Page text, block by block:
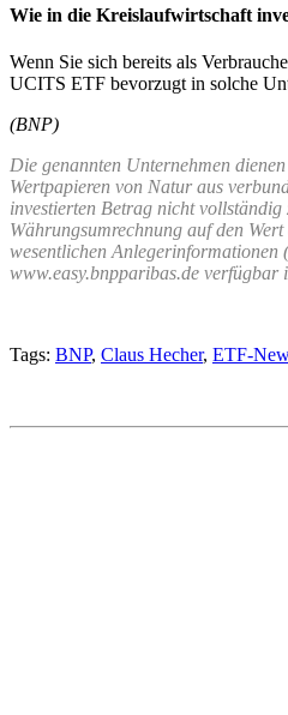
Wie in die Kreislaufwirtschaft
Wenn Sie sich bereits als
UCITS ETF bevorzugt in solche
(BNP)
Die genannten Unternehmen
Wertpapieren von Natur aus
investierten Betrag nicht
Währungsumrechnung auf den
wesentlichen Anlegerinformationen
www.easy.bnpparibas.de verfügbar
Tags: BNP, Claus Hecher, ETF-